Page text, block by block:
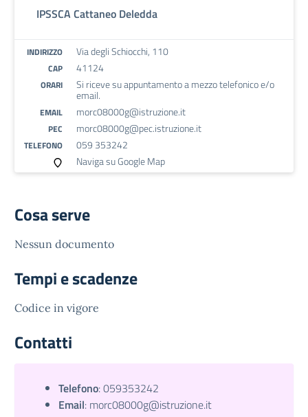
IPSSCA Cattaneo Deledda
INDIRIZZO Via degli Schiocchi, 110
CAP 41124
ORARI Si riceve su appuntamento a mezzo telefonico e/o
email.
EMAIL morc08000g@istruzione.it
PEC morc08000g@pec.istruzione.it
TELEFONO
059 353242
Naviga su Google Map
Cosa serve
Nessun documento
Tempi e scadenze
Codice in vigore
Contatti
Telefono:059353242
Email: morc08000g@istruzione.it